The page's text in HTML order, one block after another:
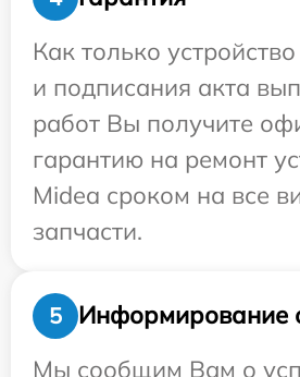
Как только
и подписания акта
работ Вы получите
гарантию на ремонт
Midea сроком на все
запчасти.
5
Информирование
Мы сообщим Вам о